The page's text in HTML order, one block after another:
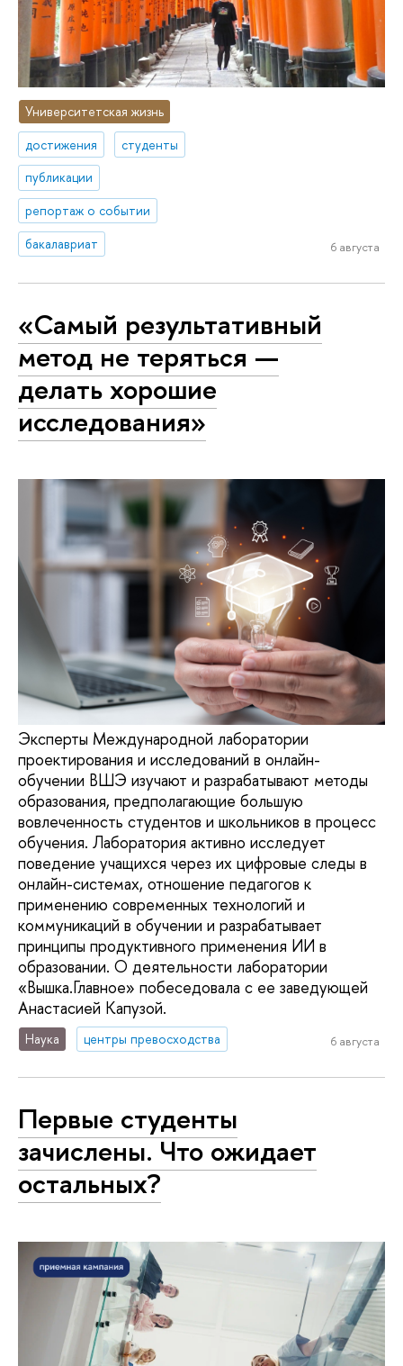
Университетская жизнь
достижения
студенты
публикации
репортаж о событии
бакалавриат
6 августа
«Самый результативный
метод не теряться —
делать хорошие
исследования»
Эксперты Международной лаборатории
проектирования и исследований в онлайн-
обучении ВШЭ изучают и разрабатывают методы
образования, предполагающие большую
вовлеченность студентов и школьников в процесс
обучения. Лаборатория активно исследует
поведение учащихся через их цифровые следы в
онлайн-системах, отношение педагогов к
применению современных технологий и
коммуникаций в обучении и разрабатывает
принципы продуктивного применения ИИ в
образовании. О деятельности лаборатории
«Вышка.Главное» побеседовала с ее заведующей
Анастасией Капузой.
Наука центры превосходства 6 августа
Первые студенты
зачислены. Что ожидает
остальных?